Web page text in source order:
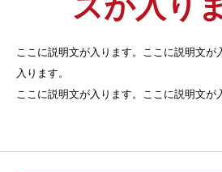
ここに説明文が入ります。ここに説明文が
入ります。
ここに説明文が入ります。ここに説明文が